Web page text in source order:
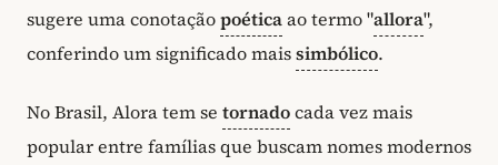
sugere uma conotaçãopoéticaao termo "allora",
conferindo um significado maissimbólico.
No Brasil, Alora tem se tornadocada vez mais
popular entre famílias que buscam nomes modernos